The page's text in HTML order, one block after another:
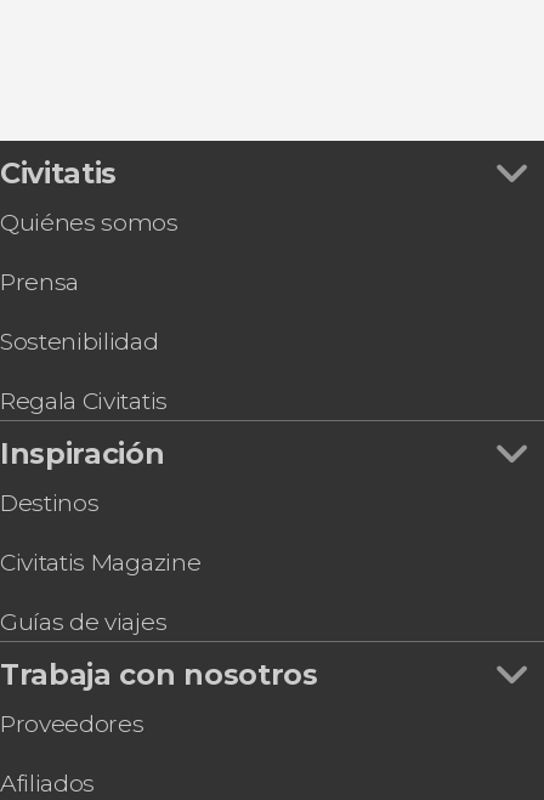
Civitatis
Quiénes somos
Prensa
Sostenibilidad
Regala Civitatis
Inspiración
Destinos
Civitatis Magazine
Guías de viajes
Trabaja con nosotros
Proveedores
Afiliados